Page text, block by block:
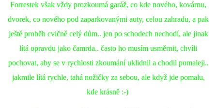
STRAVA
PODPORA
E - S H O P
Forrestek však vždy prozkoumá garáž, co kde nového, kovárnu,
dvorek, co nového pod zaparkovanými auty, celou zahradu, a pak
ještě proběh cvičně celý dům.. jen po schodech nechodí, ale jinak
lítá opravdu jako čamrda.. často ho musím usměrnit, chvíli
pochovat, aby se v rychlosti zkoumání uklidnil a chodil pomaleji..
jakmile lítá rychle, tahá nožičky za sebou, ale když jde pomalu,
kde krásně :-)